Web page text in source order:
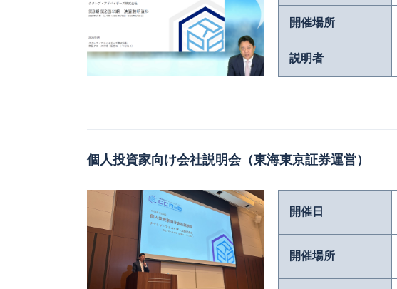
開催場所
説明者
個人投資家向け会社説明会（東海東京証券運営）
開催日
開催場所